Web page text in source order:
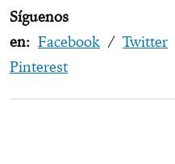
Síguenos
en: Facebook / Twitter
Pinterest